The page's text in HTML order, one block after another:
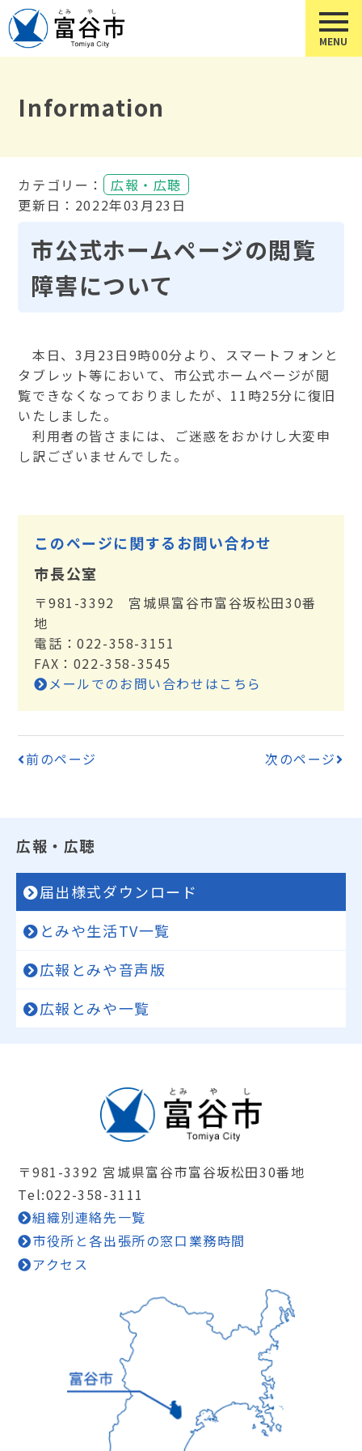
Information
カテゴリー：
広報・広聴
更新日：2022年03月23日
市公式ホームページの閲覧
障害について
本日、3月23日9時00分より、スマートフォンと
タブレット等において、市公式ホームページが閲
覧できなくなっておりましたが、11時25分に復旧
いたしました。
利用者の皆さまには、ご迷惑をおかけし大変申
し訳ございませんでした。
このページに関するお問い合わせ
市長公室
〒981-3392 宮城県富谷市富谷坂松田30番
地
電話：022-358-3151
FAX：022-358-3545
メールでのお問い合わせはこちら
前のページ 次のページ
広報・広聴
届出様式ダウンロード
とみや生活TV一覧
広報とみや音声版
広報とみや一覧
〒981-3392 宮城県富谷市富谷坂松田30番地
Tel:022-358-3111
組織別連絡先一覧
市役所と各出張所の窓口業務時間
アクセス